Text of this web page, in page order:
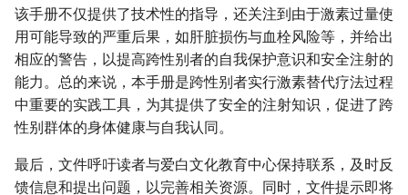
该手册不仅提供了技术性的指导，还关注到由于激素过量使
用可能导致的严重后果，如肝脏损伤与血栓风险等，并给出
相应的警告，以提高跨性别者的自我保护意识和安全注射的
能力。总的来说，本手册是跨性别者实行激素替代疗法过程
中重要的实践工具，为其提供了安全的注射知识，促进了跨
性别群体的身体健康与自我认同。
最后，文件呼吁读者与爱白文化教育中心保持联系，及时反
馈信息和提出问题，以完善相关资源。同时，文件提示即将